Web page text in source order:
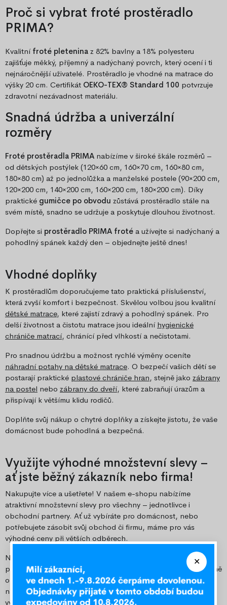
Proč si vybrat froté prostěradlo
PRIMA?
Kvalitní froté pletenina z 82% bavlny a 18% polyesteru
zajišťuje měkký, příjemný a nadýchaný povrch, který ocení i ti
nejnáročnější uživatelé. Prostěradlo je vhodné na matrace do
výšky 20 cm. Certifikát OEKO-TEX® Standard 100 potvrzuje
zdravotní nezávadnost materiálu.
Snadná údržba a univerzální
rozměry
Froté prostěradla PRIMA nabízíme v široké škále rozměrů –
od dětských postýlek (120×60 cm, 160×70 cm, 160×80 cm,
180×80 cm) až po jednolůžka a manželské postele (90×200 cm,
120×200 cm, 140×200 cm, 160×200 cm, 180×200 cm). Díky
praktické gumičce po obvodu zůstává prostěradlo stále na
svém místě, snadno se udržuje a poskytuje dlouhou životnost.
Dopřejte si prostěradlo PRIMA froté a užívejte si nadýchaný a
pohodlný spánek každý den – objednejte ještě dnes!
Vhodné doplňky
K prostěradlům doporučujeme tato praktická příslušenství,
která zvyší komfort i bezpečnost. Skvělou volbou jsou kvalitní
dětské matrace, které zajistí zdravý a pohodlný spánek. Pro
delší životnost a čistotu matrace jsou ideální hygienické
chrániče matrací, chránící před vlhkostí a nečistotami.
Pro snadnou údržbu a možnost rychlé výměny oceníte
náhradní potahy na dětské matrace. O bezpečí vašich dětí se
postarají praktické plastové chrániče hran, stejně jako zábrany
na postel nebo zábrany do dveří, které zabraňují úrazům a
přispívají k většímu klidu rodičů.
Doplňte svůj nákup o chytré doplňky a získejte jistotu, že vaše
domácnost bude pohodlná a bezpečná.
Využijte výhodné množstevní slevy –
ať jste běžný zákazník nebo firma!
Nakupujte více a ušetřete! V našem e-shopu nabízíme
atraktivní množstevní slevy pro všechny – jednotlivce i
obchodní partnery. Ať už vybíráte pro domácnost, nebo
potřebujete zásobit svůj obchod či firmu, máme pro vás
výhodné ceny při větších odběrech.
Nechte si vypracovat speciální nabídku přesně na míru vašim
potřebám a využijte naše nejlepší ceny. Objednejte si pohodlně
online a těšte se na skvělý poměr ceny a kvality. Kontaktujte
nás na e-mailové adresevelkoobchod@ozeo.cza získejte
výhodnou nabídku.